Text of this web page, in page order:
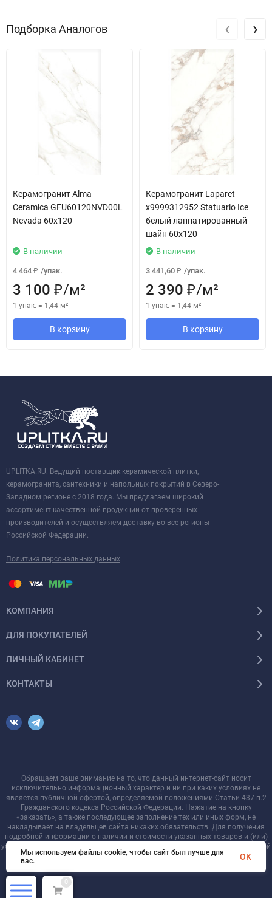
Подборка Аналогов
Керамогранит Alma
Ceramica GFU60120NVD00L
Nevada 60x120
В наличии
4 464 ₽ /упак.
3 100 ₽/м²
1 упак. = 1,44 м²
В корзину
Керамогранит Laparet
х9999312952 Statuario Ice
белый лаппатированный
шайн 60х120
В наличии
3 441,60 ₽ /упак.
2 390 ₽/м²
1 упак. = 1,44 м²
В корзину
‹ ›
UPLITKA.RU: Ведущий поставщик керамической плитки,
керамогранита, сантехники и напольных покрытий в Северо-
Западном регионе с 2018 года. Мы предлагаем широкий
ассортимент качественной продукции от проверенных
производителей и осуществляем доставку во все регионы
Российской Федерации.
Политика персональных данных
КОМПАНИЯ
ДЛЯ ПОКУПАТЕЛЕЙ
ЛИЧНЫЙ КАБИНЕТ
КОНТАКТЫ
Обращаем ваше внимание на то, что данный интернет-сайт носит
исключительно информационный характер и ни при каких условиях не
является публичной офертой, определяемой положениями Статьи 437 п.2
Гражданского кодекса Российской Федерации. Нажатие на кнопку
«заказать», а также последующее заполнение тех или иных форм, не
накладывает на владельцев сайта никаких обязательств. Для получения
подробной информации о наличии и стоимости указанных товаров и (или)
услуг, пожалуйста, обращайтесь к менеджеру сайта с помощью специальной
формы связи или по телефону +7 921 755-09-90
0
Мы используем файлы cookie, чтобы сайт был лучше для
вас.
OK